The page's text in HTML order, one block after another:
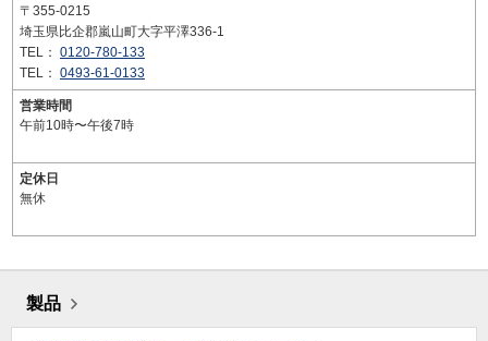
〒355-0215
埼玉県比企郡嵐山町大字平澤336-1
TEL： 0120-780-133
TEL： 0493-61-0133
営業時間
午前10時〜午後7時
定休日
無休
製品